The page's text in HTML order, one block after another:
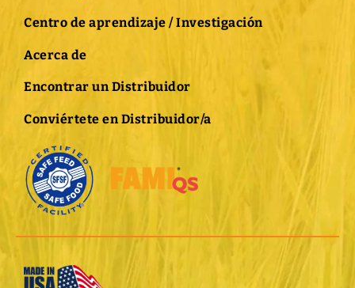
Centro de aprendizaje / Investigación
Acerca de
Encontrar un Distribuidor
Conviértete en Distribuidor/a